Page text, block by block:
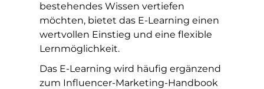
bestehendes Wissen vertiefen
möchten, bietet das E-Learning einen
wertvollen Einstieg und eine flexible
Lernmöglichkeit.
Das E-Learning wird häufig ergänzend
zum Influencer-Marketing-Handbook